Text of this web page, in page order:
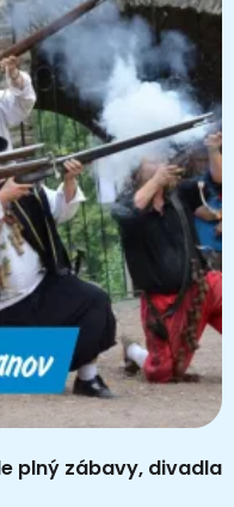
plný zábavy, divadla